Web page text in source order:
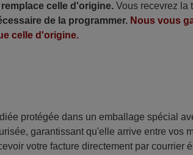
celle d'origine. Vous recevrez la
de la programmer. Nous vous
celle d'origine.
protégée dans un emballage spécial
garantissant qu'elle arrive entre vos
votre facture directement par courrier